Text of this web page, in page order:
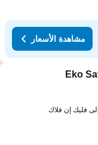
مشاهدة الأسعار
Add
Eko